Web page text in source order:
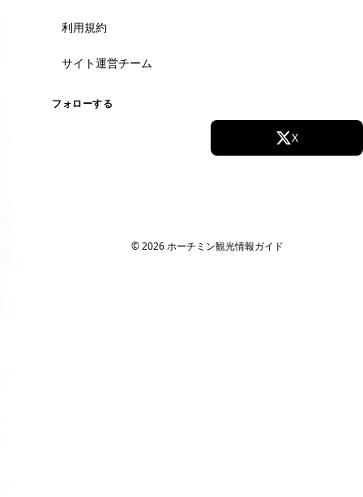
利用規約
サイト運営チーム
フォローする
X
© 2026 ホーチミン観光情報ガイド